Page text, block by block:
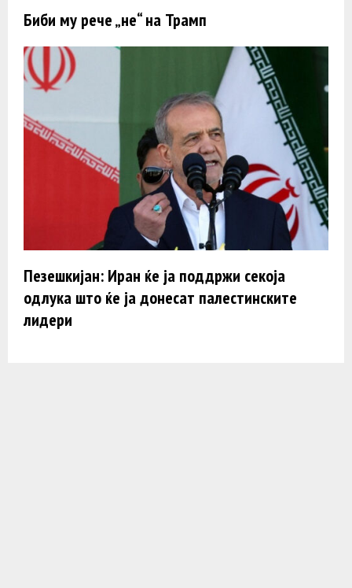
Биби му рече „не“ на Трамп
Пезешкијан: Иран ќе ја поддржи секоја
одлука што ќе ја донесат палестинските
лидери